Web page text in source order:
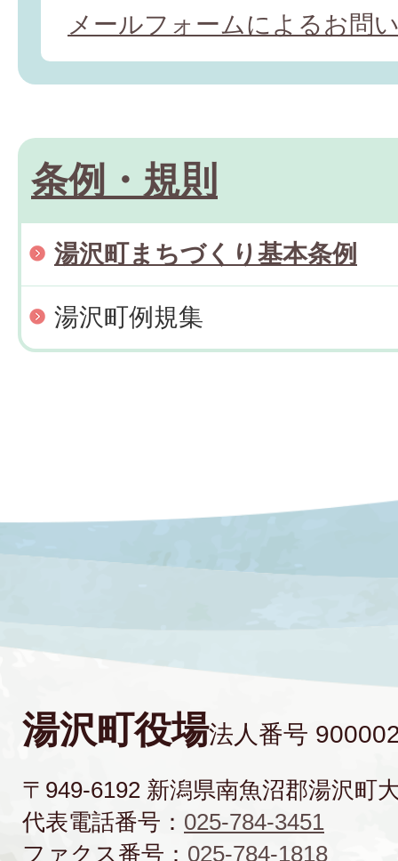
メールフォームによるお問
条例・規則
湯沢町まちづくり基本条例
湯沢町例規集
湯沢町役場法人番号
〒949-6192 新潟県南魚沼郡湯沢町
代表電話番号： 025-784-3451
ファクス番号： 025-784-1818